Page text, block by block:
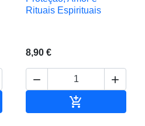
Rituais Espirituais
8,90 €
 
